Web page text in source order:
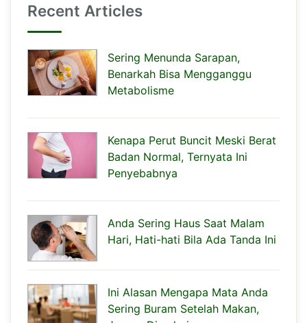
Recent Articles
Sering Menunda Sarapan,
Benarkah Bisa Mengganggu
Metabolisme
Kenapa Perut Buncit Meski Berat
Badan Normal, Ternyata Ini
Penyebabnya
Anda Sering Haus Saat Malam
Hari, Hati-hati Bila Ada Tanda Ini
Ini Alasan Mengapa Mata Anda
Sering Buram Setelah Makan,